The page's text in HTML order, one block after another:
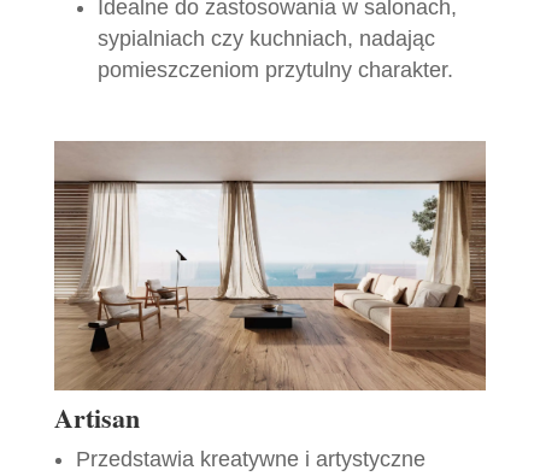
Idealne do zastosowania w salonach,
sypialniach czy kuchniach, nadając
pomieszczeniom przytulny charakter.
Artisan
Przedstawia kreatywne i artystyczne